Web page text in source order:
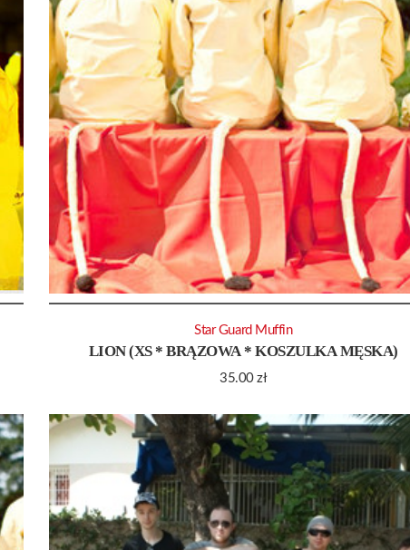
LION (XS * BRĄZOWA * KOSZULKA MĘSKA)
35.00zł
Star Guard Muffin